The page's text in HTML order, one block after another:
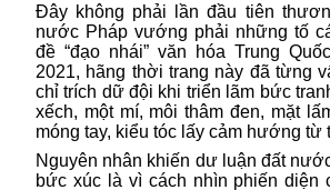
Đây không phải lần đầu tiên
nước Pháp vướng phải những tố
đề “đạo nhái” văn hóa Trung
2021, hãng thời trang này đã từng
chỉ trích dữ đội khi triển lãm bức
xếch, một mí, môi thâm đen, mặt
móng tay, kiểu tóc lấy cảm hướng từ
Nguyên nhân khiến dư luận đất
bức xúc là vì cách nhìn phiến diện